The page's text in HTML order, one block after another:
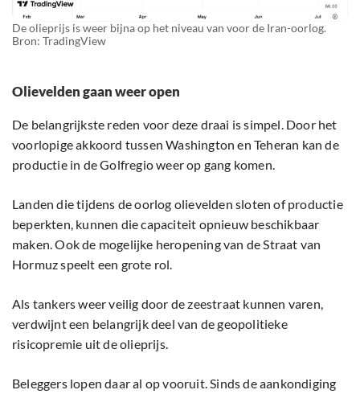
De olieprijs is weer bijna op het niveau van voor de Iran-oorlog.
Bron: TradingView
Olievelden gaan weer open
De belangrijkste reden voor deze draai is simpel. Door het
voorlopige akkoord tussen Washington en Teheran kan de
productie in de Golfregio weer op gang komen.
Landen die tijdens de oorlog olievelden sloten of productie
beperkten, kunnen die capaciteit opnieuw beschikbaar
maken. Ook de mogelijke heropening van de Straat van
Hormuz speelt een grote rol.
Als tankers weer veilig door de zeestraat kunnen varen,
verdwijnt een belangrijk deel van de geopolitieke
risicopremie uit de olieprijs.
Beleggers lopen daar al op vooruit. Sinds de aankondiging